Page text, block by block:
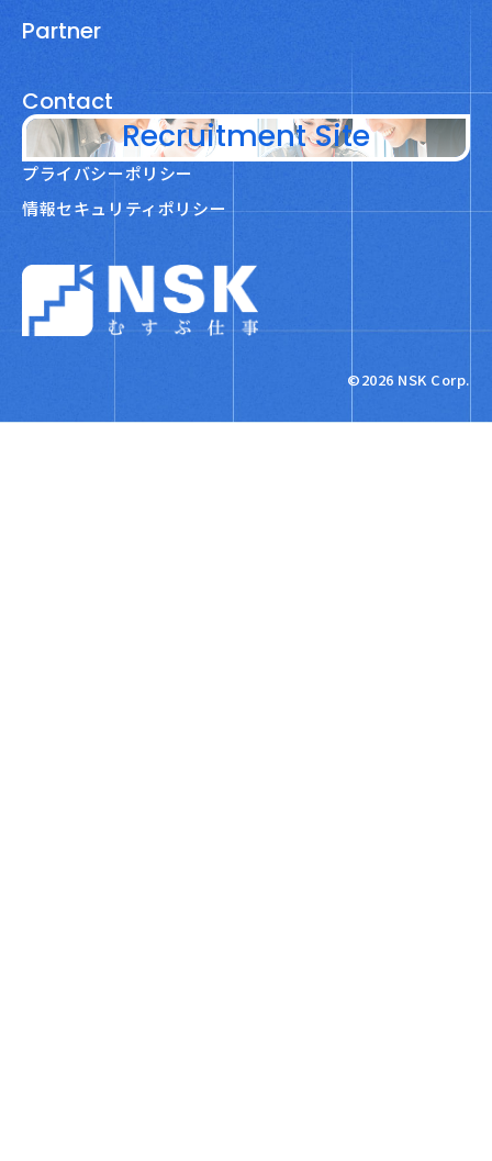
Partner
Contact
Recruitment Site
プライバシーポリシー
情報セキュリティポリシー
©2026 NSK Corp.